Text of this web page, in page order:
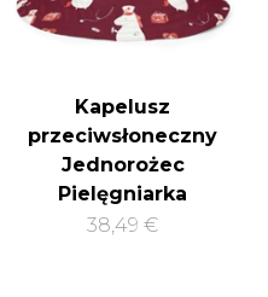
Kapelusz
przeciwsłoneczny
Jednorożec
Pielęgniarka
38,49 €